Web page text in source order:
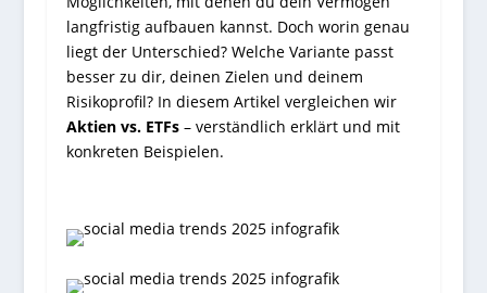
langfristig aufbauen kannst. Doch worin genau
liegt der Unterschied? Welche Variante passt
besser zu dir, deinen Zielen und deinem
Risikoprofil? In diesem Artikel vergleichen wir
Aktien vs. ETFs– verständlich erklärt und mit
konkreten Beispielen.